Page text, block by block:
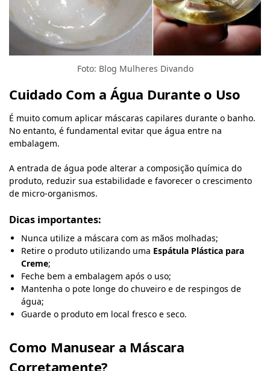
Foto: Blog Mulheres Divando
Cuidado Com a Água Durante o Uso
É muito comum aplicar máscaras capilares durante o banho.
No entanto, é fundamental evitar que água entre na
embalagem.
A entrada de água pode alterar a composição química do
produto, reduzir sua estabilidade e favorecer o crescimento
de micro-organismos.
Dicas importantes:
Nunca utilize a máscara com as mãos molhadas;
Retire o produto utilizando uma Espátula Plástica para
Creme;
Feche bem a embalagem após o uso;
Mantenha o pote longe do chuveiro e de respingos de
água;
Guarde o produto em local fresco e seco.
Como Manusear a Máscara
Corretamente?